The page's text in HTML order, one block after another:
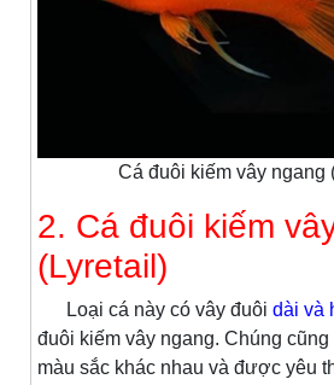
Cá đuôi kiếm vây ngang
2. Cá đuôi kiếm
(Lyretail)
Loại cá này có vây đuôi dài và
đuôi kiếm vây ngang. Chúng cũng
màu sắc khác nhau và được yêu